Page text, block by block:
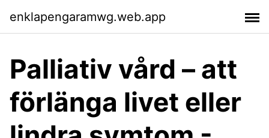
enklapengaramwg.web.app
Palliativ vård – att
förlänga livet eller